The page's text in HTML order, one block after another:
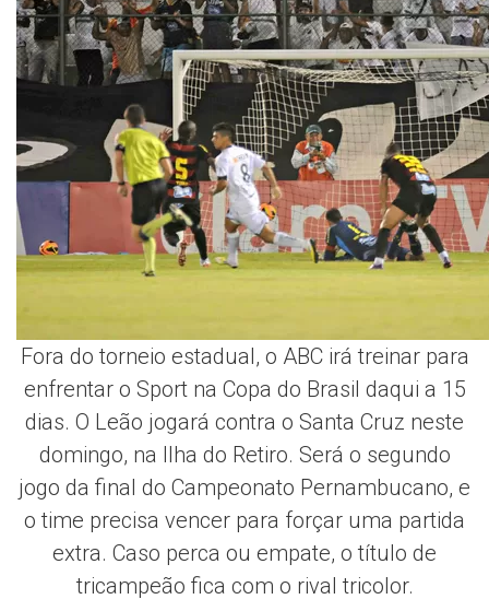
Fora do torneio estadual, o ABC irá treinar para
enfrentar o Sport na Copa do Brasil daqui a 15
dias. O Leão jogará contra o Santa Cruz neste
domingo, na Ilha do Retiro. Será o segundo
jogo da final do Campeonato Pernambucano, e
o time precisa vencer para forçar uma partida
extra. Caso perca ou empate, o título de
tricampeão fica com o rival tricolor.